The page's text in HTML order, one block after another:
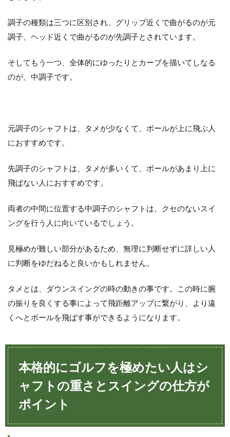
調子の種類は三つに区別され、グリップ近くで曲がるのが元
調子、ヘッド近くで曲がるのが先調子とされています。
そしてもう一つ、全体的にゆったりとカーブを描いてしなる
のが、中調子です。
元調子のシャフトは、タメが少なくて、ボールが上に飛ぶ人
におすすめです。
先調子のシャフトは、タメが多いくて、ボールがあまり上に
飛ばない人におすすめです。
両者の中間に位置する中調子のシャフトは、クセのないスイ
ングを行う人に向いているでしょう。
見極めが難しい部分があるため、無理に判断せずに詳しい人
に判断をゆだねると良いかもしれません。
タメとは、ダウンスイングの時の動きの事です。この時に腕
の振りを良くする事によって飛距離アップに繋がり、より遠
くへとボールを飛ばす事ができるようになります。
本格的にゴルフを極めたい人はシ
ャフトの重さとスイングの仕方が
ポイント